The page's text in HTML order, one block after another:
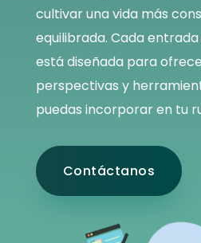
cultivar una vida más
equilibrada. Cada
está diseñada para
perspectivas y
puedas incorporar en tu
Contáctanos